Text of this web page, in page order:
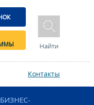
Найти
Контакты
БИЗНЕС-